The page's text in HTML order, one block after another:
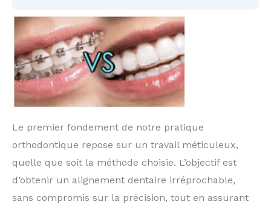
Le premier fondement de notre pratique
orthodontique repose sur un travail méticuleux,
quelle que soit la méthode choisie. L’objectif est
d’obtenir un alignement dentaire irréprochable,
sans compromis sur la précision, tout en assurant